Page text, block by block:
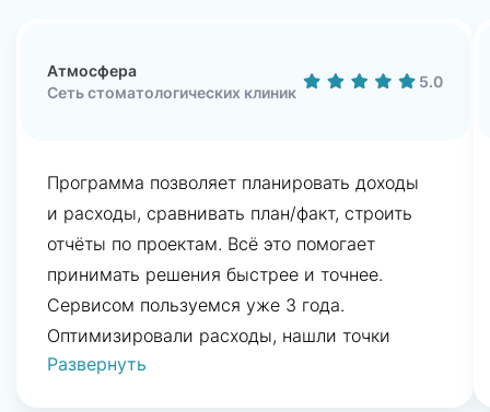
Атмосфера
Сеть стоматологических клиник
5.0
Программа позволяет планировать доходы
и расходы, сравнивать план/факт, строить
отчёты по проектам. Всё это помогает
принимать решения быстрее и точнее.
Сервисом пользуемся уже 3 года.
Оптимизировали расходы, нашли точки
роста, повысили прибыльность, выросли
Развернуть